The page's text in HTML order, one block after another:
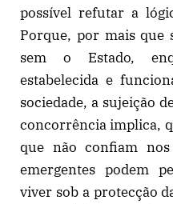
possível refutar a
Porque, por mais que
sem o Estado,
estabelecida e
sociedade, a sujeição
concorrência implica,
que não confiam
emergentes podem
viver sob a protecção